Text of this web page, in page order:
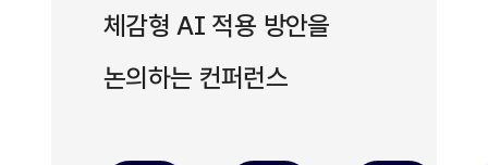
체감형 AI 적용 방안을
논의하는 컨퍼런스